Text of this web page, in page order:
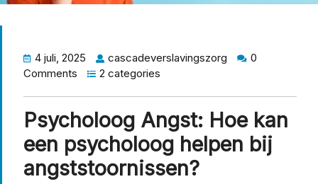
4 juli, 2025 cascadeverslavingszorg
0
Comments
2 categories
Psycholoog Angst: Hoe kan
een psycholoog helpen bij
angststoornissen?